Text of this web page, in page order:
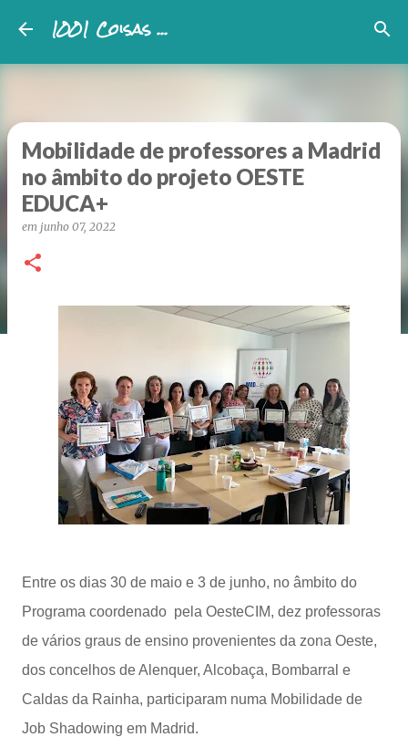
Avançar para o conteúdo principal
1001 Coisas ...
Mobilidade de professores a Madrid
no âmbito do projeto OESTE
EDUCA+
em junho 07, 2022
Entre os dias 30 de maio e 3 de junho, no âmbito do
Programa coordenado pela OesteCIM, dez professoras
de vários graus de ensino provenientes da zona Oeste,
dos concelhos de Alenquer, Alcobaça, Bombarral e
Caldas da Rainha, participaram numa Mobilidade de
Job Shadowing em Madrid.